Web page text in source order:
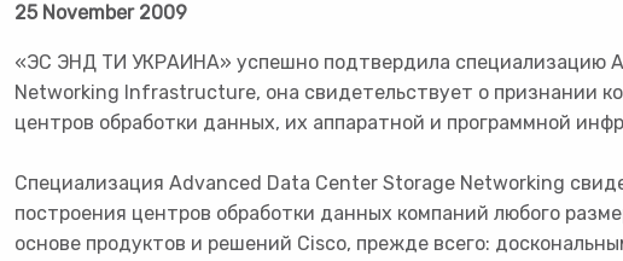
25 November 2009
«ЭС ЭНД ТИ УКРАИНА» успешно подтвердила специализацию
Networking Infrastructure, она свидетельствует о признании
центров обработки данных, их аппаратной и программной
Cпециализация Advanced Data Center Storage Networking
построения центров обработки данных компаний любого
основе продуктов и решений Cisco, прежде всего: